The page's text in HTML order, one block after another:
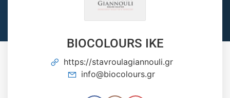
BIOCOLOURS IKE
https://stavroulagiannouli.gr
info@biocolours.gr